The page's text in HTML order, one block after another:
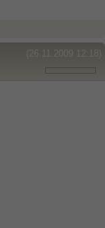
(26.11.2009 12:18)